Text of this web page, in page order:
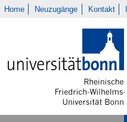
Home Neuzugänge Kontakt